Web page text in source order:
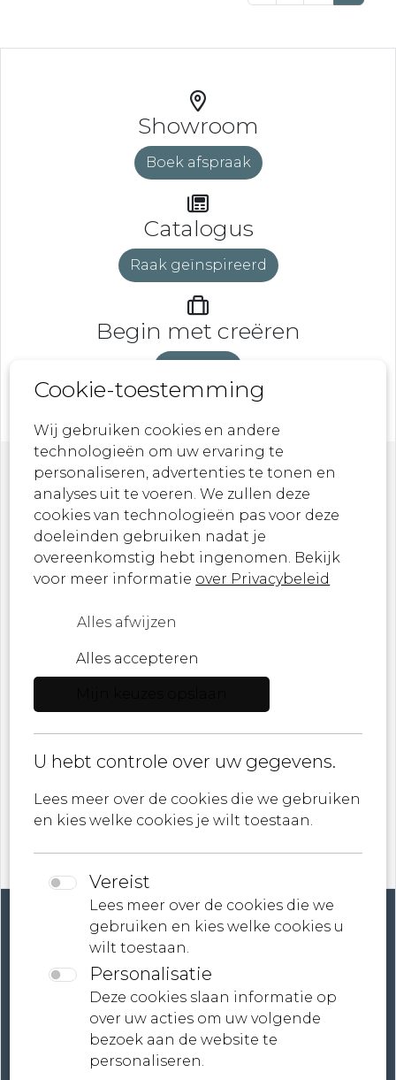
Showroom
Boek afspraak
Catalogus
Raak geïnspireerd
Begin met creëren
Nieuwsbrief
Laat je inspireren door onze nieuwste
ontwerpen, kunstwerken en aankomende
evenementen!
Ik ben een ...
ik ga akkoord met Privacybeleid
Account
Contact
Neem contact met ons op
Cookie-toestemming
Wij gebruiken cookies en andere
technologieën om uw ervaring te
personaliseren, advertenties te tonen en
analyses uit te voeren. We zullen deze
cookies van technologieën pas voor deze
doeleinden gebruiken nadat je
overeenkomstig hebt ingenomen. Bekijk
voor meer informatie over Privacybeleid
Alles afwijzen
Alles accepteren
U hebt controle over uw gegevens.
Lees meer over de cookies die we gebruiken
en kies welke cookies je wilt toestaan.
Vereist
Lees meer over de cookies die we
gebruiken en kies welke cookies u
wilt toestaan.
Personalisatie
Deze cookies slaan informatie op
over uw acties om uw volgende
bezoek aan de website te
personaliseren.